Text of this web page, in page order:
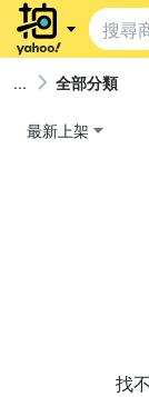
全部分類
最新上架
找